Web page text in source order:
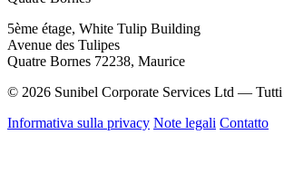
5ème étage, White Tulip Building
Avenue des Tulipes
Quatre Bornes 72238, Maurice
© 2026 Sunibel Corporate Services Ltd —
Informativa sulla privacy Note legali Contatto